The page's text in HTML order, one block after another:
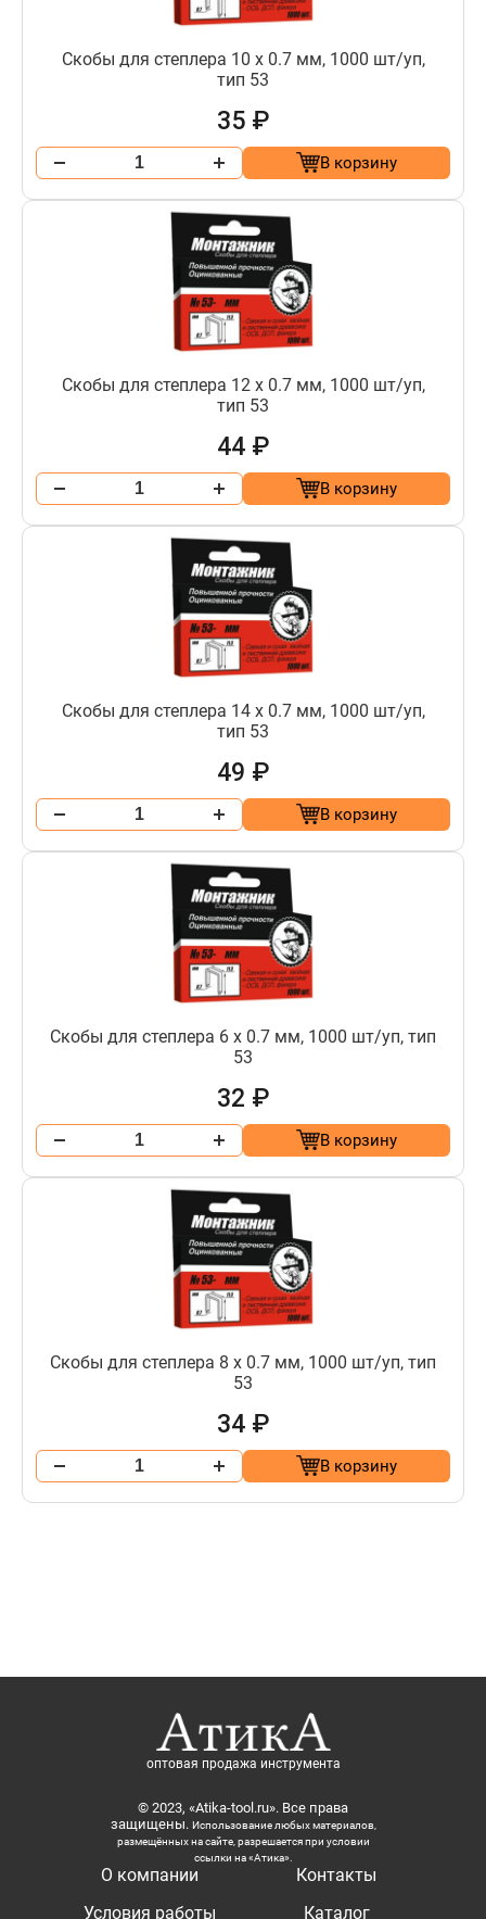
Скобы для степлера 10 х 0.7 мм, 1000 шт/уп,
тип 53
35 ₽
В корзину
Скобы для степлера 12 х 0.7 мм, 1000 шт/уп,
тип 53
44 ₽
В корзину
Скобы для степлера 14 х 0.7 мм, 1000 шт/уп,
тип 53
49 ₽
В корзину
Скобы для степлера 6 х 0.7 мм, 1000 шт/уп, тип
53
32 ₽
В корзину
Скобы для степлера 8 х 0.7 мм, 1000 шт/уп, тип
53
34 ₽
В корзину
оптовая продажа инструмента
© 2023, «Atika-tool.ru». Все права
защищены. Использование любых материалов,
размещённых на сайте, разрешается при условии
ссылки на «Атика».
О компании
Условия работы
Контакты
Каталог